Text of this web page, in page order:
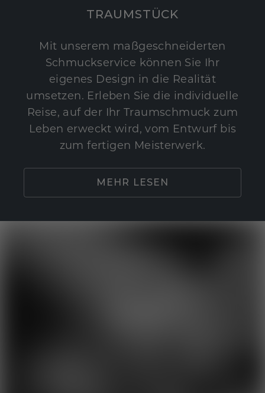
TRAUMSTÜCK
Mit unserem maßgeschneiderten
Schmuckservice können Sie Ihr
eigenes Design in die Realität
umsetzen. Erleben Sie die individuelle
Reise, auf der Ihr Traumschmuck zum
Leben erweckt wird, vom Entwurf bis
zum fertigen Meisterwerk.
MEHR LESEN